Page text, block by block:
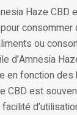
Haze CBD
consommer
ou
d’Amnesia
en fonction des
CBD est